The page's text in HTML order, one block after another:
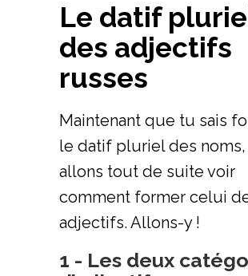
Le datif
des adjectifs
russes
Maintenant que tu sais
le datif pluriel des noms,
allons tout de suite voir
comment former celui
adjectifs. Allons-y !
1 - Les deux